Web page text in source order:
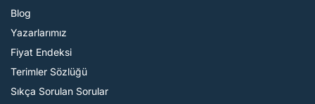
Blog
Yazarlarımız
Fiyat Endeksi
Terimler Sözlüğü
Sıkça Sorulan Sorular